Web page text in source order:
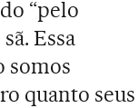
“pelo
Essa
somos
quanto seus